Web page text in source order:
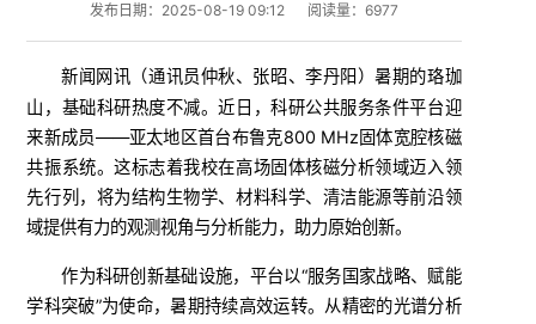
发布日期：2025-08-19 09:12
阅读量： 6977
新闻网讯（通讯员仲秋、张昭、李丹阳 ）暑期的珞珈
山，基础科研热度不减。近日，科研公共服务条件平台迎
来新成员——亚太地区首台布鲁克800 MHz固体宽腔核磁
共振系统。这标志着我校在高场固体核磁分析领域迈入领
先行列，将为结构生物学、材料科学、清洁能源等前沿领
域提供有力的观测视角与分析能力，助力原始创新。
作为科研创新基础设施，平台以“服务国家战略、赋能
学科突破”为使命，暑期持续高效运转。从精密的光谱分析